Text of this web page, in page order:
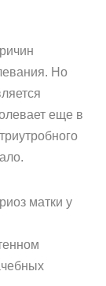
Но
еще в
матки у